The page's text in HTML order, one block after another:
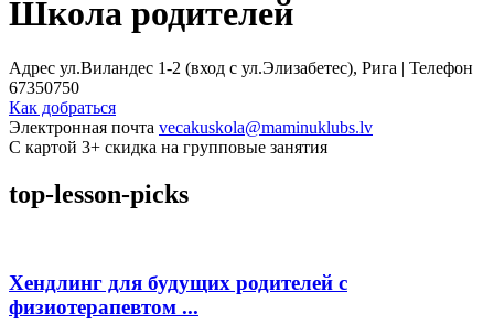
Школа родителей
Адрес ул.Виландес 1-2 (вход с ул.Элизабетес), Рига | Телефон
67350750
Как добраться
Электронная почта vecakuskola@maminuklubs.lv
С картой 3+ скидка на групповые занятия
top-lesson-picks
Хендлинг для будущих родителей с
физиотерапевтом ...